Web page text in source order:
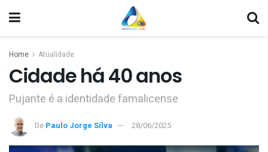
Home Atualidade
Cidade há 40 anos
Pujante é a identidade famalicense
De Paulo Jorge Silva 28/06/2025